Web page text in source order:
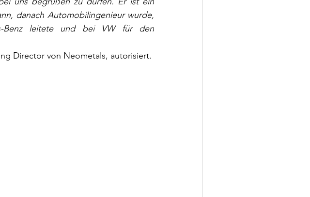
danach Automobilingenieur wurde,
Benz leitete und bei VW für den
Director von Neometals, autorisiert.